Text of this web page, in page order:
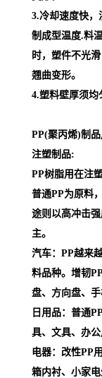
3.冷却速度快，
制成型温度.料
时，塑件不光
翘曲变形。
4.塑料壁厚须均
PP(聚丙烯)制
注塑制品:
PP树脂用在注
普通PP为原料
途则以高冲击
主。
汽车：PP越来
料品种。增韧
盘、方向盘、手
日用品：普通
具、文具、办公
电器：改性PP
箱内衬、小家